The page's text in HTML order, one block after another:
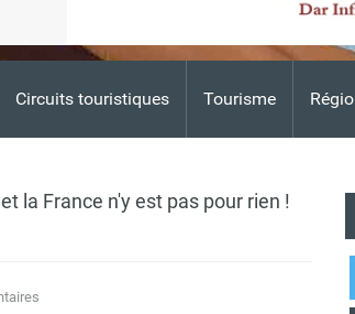
Circuits touristiques Tourisme
la France n'y est pas pour rien !